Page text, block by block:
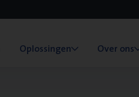
Oplossingen Over ons